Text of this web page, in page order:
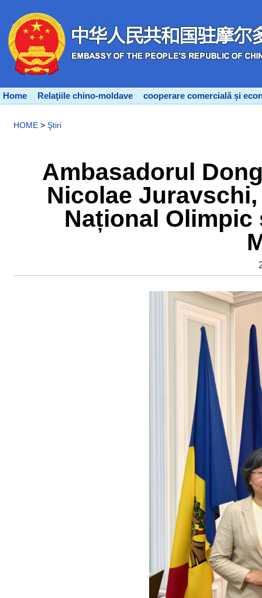
Home Relaţiile chino-moldave cooperare comercială și
HOME > Ştiri
Ambasadorul
Nicolae
Național